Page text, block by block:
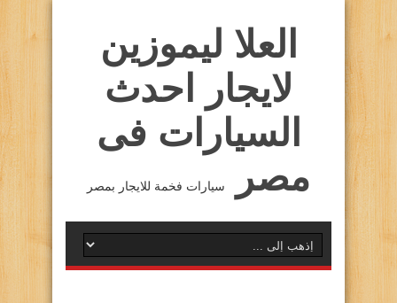
العلا ليموزين
لايجار احدث
السيارات فى
مصر
سيارات فخمة للايجار بمصر